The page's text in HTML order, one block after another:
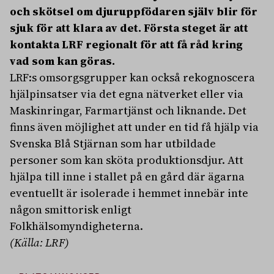
och skötsel om djuruppfödaren själv blir för
sjuk för att klara av det. Första steget är att
kontakta LRF regionalt för att få råd kring
vad som kan göras.
LRF:s omsorgsgrupper kan också rekognoscera
hjälpinsatser via det egna nätverket eller via
Maskinringar, Farmartjänst och liknande. Det
finns även möjlighet att under en tid få hjälp via
Svenska Blå Stjärnan som har utbildade
personer som kan sköta produktionsdjur. Att
hjälpa till inne i stallet på en gård där ägarna
eventuellt är isolerade i hemmet innebär inte
någon smittorisk enligt
Folkhälsomyndigheterna.
(Källa: LRF)